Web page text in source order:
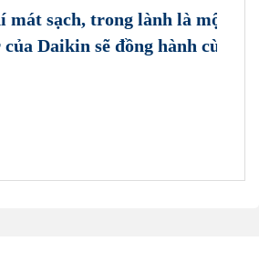
mát sạch, trong lành là một
Daikin sẽ đồng hành cùng